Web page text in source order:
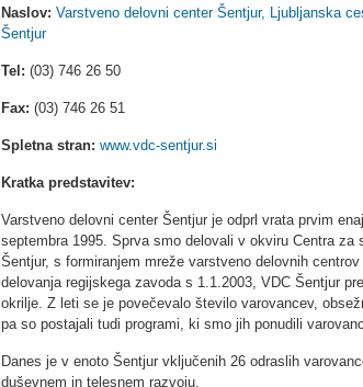
Naslov: Varstveno delovni center Šentjur, Ljubljanska
Šentjur
Tel: (03) 746 26 50
Fax: (03) 746 26 51
Spletna stran: www.vdc-sentjur.si
Kratka predstavitev:
Varstveno delovni center Šentjur je odprl vrata prvim
septembra 1995. Sprva smo delovali v okviru Centra za
Šentjur, s formiranjem mreže varstveno delovnih
delovanja regijskega zavoda s 1.1.2003, VDC Šentjur
okrilje. Z leti se je povečevalo število varovancev,
pa so postajali tudi programi, ki smo jih ponudili
Danes je v enoto Šentjur vključenih 26 odraslih
duševnem in telesnem razvoju.